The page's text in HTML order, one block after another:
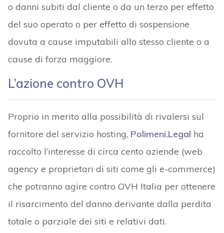
o danni subiti dal cliente o da un terzo per effetto
del suo operato o per effetto di sospensione
dovuta a cause imputabili allo stesso cliente o a
cause di forza maggiore.
L’azione contro OVH
Proprio in merito alla possibilità di rivalersi sul
fornitore del servizio hosting, Polimeni.Legal ha
raccolto l’interesse di circa cento aziende (web
agency e proprietari di siti come gli e-commerce)
che potranno agire contro OVH Italia per ottenere
il risarcimento del danno derivante dalla perdita
totale o parziale dei siti e relativi dati.